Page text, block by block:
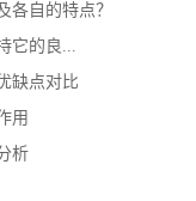
各自的特点？
它的良...
缺点对比
用
析